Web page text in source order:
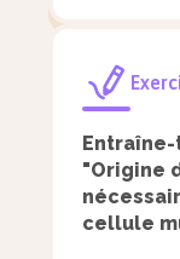
Le cycle de
Il a lieu
Deux
"Origine
cellule